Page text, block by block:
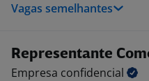
Vagas semelhantes
Representante
Empresa confidencial